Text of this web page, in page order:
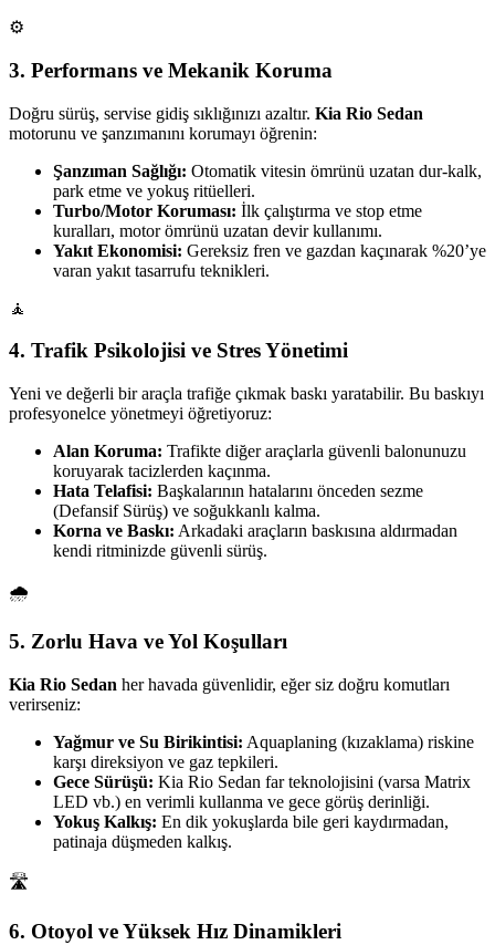
⚙️
3. Performans ve Mekanik Koruma
Doğru sürüş, servise gidiş sıklığınızı azaltır. Kia Rio Sedan
motorunu ve şanzımanını korumayı öğrenin:
Şanzıman Sağlığı: Otomatik vitesin ömrünü uzatan dur-kalk,
park etme ve yokuş ritüelleri.
Turbo/Motor Koruması: İlk çalıştırma ve stop etme
kuralları, motor ömrünü uzatan devir kullanımı.
Yakıt Ekonomisi: Gereksiz fren ve gazdan kaçınarak %20’ye
varan yakıt tasarrufu teknikleri.
🧘
4. Trafik Psikolojisi ve Stres Yönetimi
Yeni ve değerli bir araçla trafiğe çıkmak baskı yaratabilir. Bu baskıyı
profesyonelce yönetmeyi öğretiyoruz:
Alan Koruma: Trafikte diğer araçlarla güvenli balonunuzu
koruyarak tacizlerden kaçınma.
Hata Telafisi: Başkalarının hatalarını önceden sezme
(Defansif Sürüş) ve soğukkanlı kalma.
Korna ve Baskı: Arkadaki araçların baskısına aldırmadan
kendi ritminizde güvenli sürüş.
🌧️
5. Zorlu Hava ve Yol Koşulları
Kia Rio Sedan her havada güvenlidir, eğer siz doğru komutları
verirseniz:
Yağmur ve Su Birikintisi: Aquaplaning (kızaklama) riskine
karşı direksiyon ve gaz tepkileri.
Gece Sürüşü: Kia Rio Sedan far teknolojisini (varsa Matrix
LED vb.) en verimli kullanma ve gece görüş derinliği.
Yokuş Kalkış: En dik yokuşlarda bile geri kaydırmadan,
patinaja düşmeden kalkış.
🛣️
6. Otoyol ve Yüksek Hız Dinamikleri